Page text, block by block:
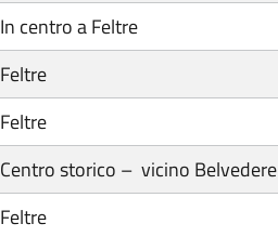
In centro a Feltre
Feltre
Feltre
Centro storico – vicino Belvedere
Feltre